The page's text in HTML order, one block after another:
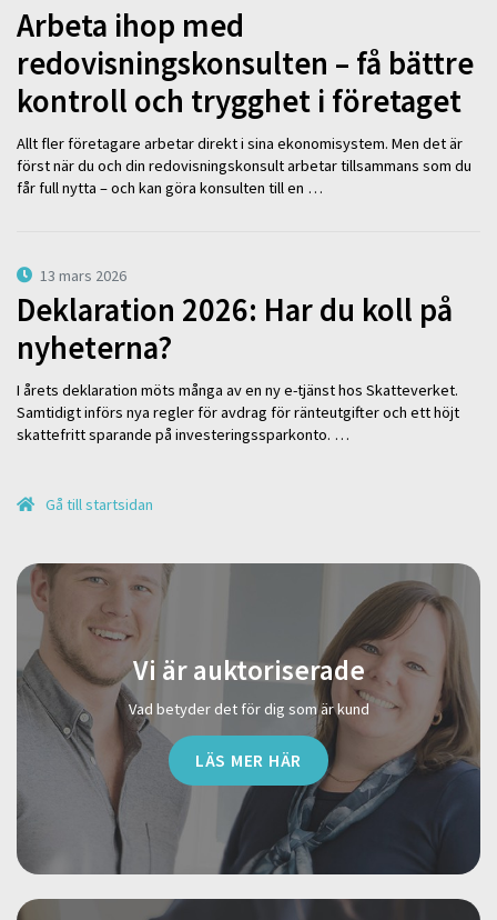
Arbeta ihop med
redovisningskonsulten – få bättre
kontroll och trygghet i företaget
Allt fler företagare arbetar direkt i sina ekonomisystem. Men det är
först när du och din redovisningskonsult arbetar tillsammans som du
får full nytta – och kan göra konsulten till en …
13 mars 2026
Deklaration 2026: Har du koll på
nyheterna?
I årets deklaration möts många av en ny e-tjänst hos Skatteverket.
Samtidigt införs nya regler för avdrag för ränteutgifter och ett höjt
skattefritt sparande på investeringssparkonto. …
Gå till startsidan
Vi är auktoriserade
Vad betyder det för dig som är kund
LÄS MER HÄR